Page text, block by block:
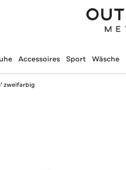
Accessoires Sport Wäsche
zweifarbig